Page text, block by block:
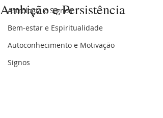
Astrologia e Signos
Bem-estar e Espiritualidade
Autoconhecimento e Motivação
Signos
Ambição e Persistência